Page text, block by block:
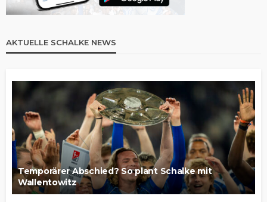
AKTUELLE SCHALKE NEWS
Temporärer Abschied? So plant Schalke mit
Wallentowitz